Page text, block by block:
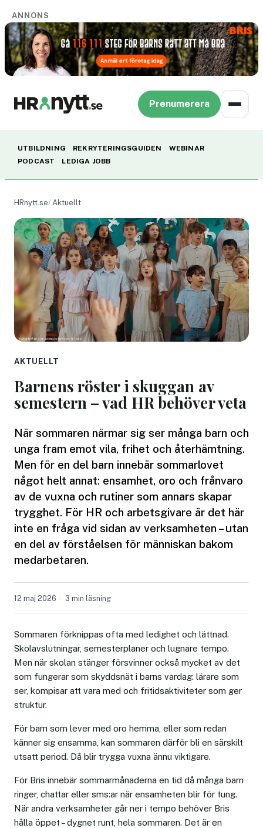
ANNONS
Prenumerera
UTBILDNING REKRYTERINGSGUIDEN
WEBINAR
PODCAST
LEDIGA JOBB
HRnytt.se Aktuellt
AKTUELLT
Barnens röster i skuggan av
semestern – vad HR behöver veta
När sommaren närmar sig ser många barn och
unga fram emot vila, frihet och återhämtning.
Men för en del barn innebär sommarlovet
något helt annat: ensamhet, oro och frånvaro
av de vuxna och rutiner som annars skapar
trygghet. För HR och arbetsgivare är det här
inte en fråga vid sidan av verksamheten – utan
en del av förståelsen för människan bakom
medarbetaren.
12 maj 2026 3 min läsning
Sommaren förknippas ofta med ledighet och lättnad.
Skolavslutningar, semesterplaner och lugnare tempo.
Men när skolan stänger försvinner också mycket av det
som fungerar som skyddsnät i barns vardag: lärare som
ser, kompisar att vara med och fritidsaktiviteter som ger
struktur.
För barn som lever med oro hemma, eller som redan
känner sig ensamma, kan sommaren därför bli en särskilt
utsatt period. Då blir trygga vuxna ännu viktigare.
För Bris innebär sommarmånaderna en tid då många barn
ringer, chattar eller sms:ar när ensamheten blir för tung.
När andra verksamheter går ner i tempo behöver Bris
hålla öppet – dygnet runt, hela sommaren. Det är en